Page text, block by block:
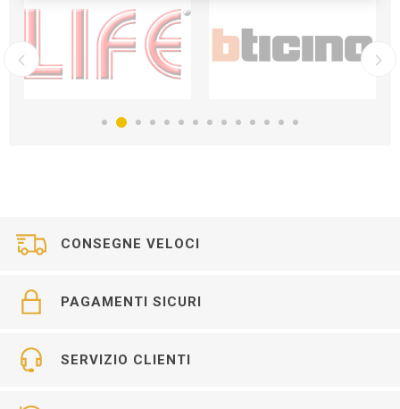
CONSEGNE VELOCI
PAGAMENTI SICURI
SERVIZIO CLIENTI